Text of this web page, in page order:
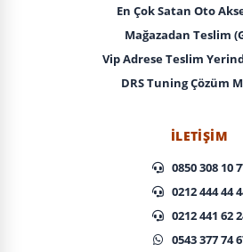
En Çok Satan Oto
Mağazadan Teslim
Vip Adrese Teslim
DRS Tuning Çözüm
İLETIŞIM
0850 308 10
0212 444 44
0212 441 62
0543 377 74